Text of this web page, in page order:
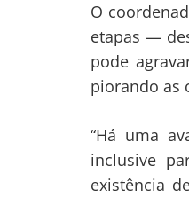
O
etapas —
pode
piorando as
“Há uma
inclusive
existência